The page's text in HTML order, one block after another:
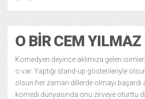
O BIR CEM YILMAZ
Komedyen deyince aklımıza gelen
o var. Yaptığı stand-up gösterileriyle
olsun her zaman dillerde olmayı
komedi dünyasında onu zirveye oturttu